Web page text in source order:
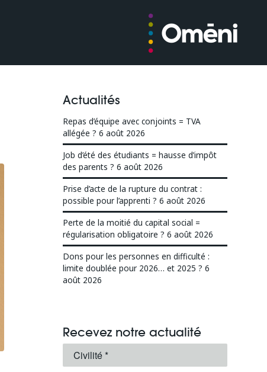
Actualités
Repas d’équipe avec conjoints = TVA
allégée ? 6 août 2026
Job d’été des étudiants = hausse d’impôt
des parents ? 6 août 2026
Prise d’acte de la rupture du contrat :
possible pour l’apprenti ? 6 août 2026
Perte de la moitié du capital social =
régularisation obligatoire ? 6 août 2026
Dons pour les personnes en difficulté :
limite doublée pour 2026… et 2025 ? 6
août 2026
Recevez notre actualité